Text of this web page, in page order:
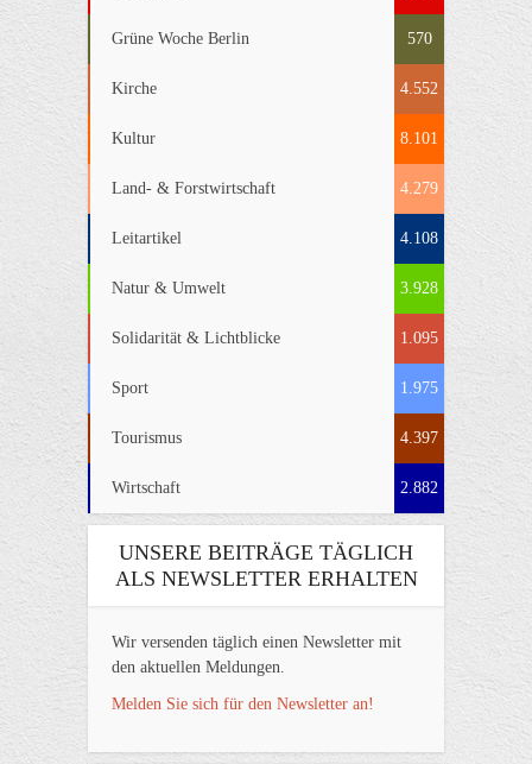
Grüne Woche Berlin 570
Kirche 4.552
Kultur 8.101
Land- & Forstwirtschaft 4.279
Leitartikel 4.108
Natur & Umwelt 3.928
Solidarität & Lichtblicke 1.095
Sport 1.975
Tourismus 4.397
Wirtschaft 2.882
UNSERE BEITRÄGE TÄGLICH
ALS NEWSLETTER ERHALTEN
Wir versenden täglich einen Newsletter mit
den aktuellen Meldungen.
Melden Sie sich für den Newsletter an!